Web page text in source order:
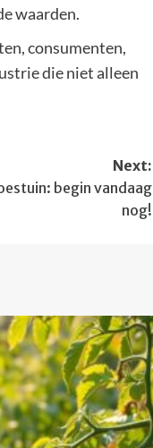
waarden.
consumenten,
die niet alleen
Next:
begin vandaag
nog!